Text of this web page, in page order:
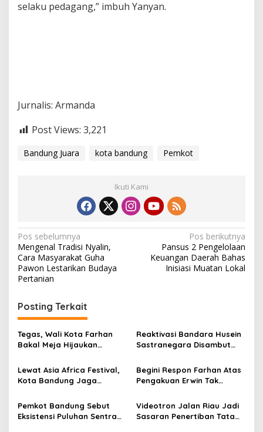
selaku pedagang,” imbuh Yanyan.
Jurnalis: Armanda
Post Views: 3,221
Bandung Juara kota bandung Pemkot
Ikuti Kami
N
a
v
g
a
s
p
o
s
Pos sebelumnya
Mengenal Tradisi Nyalin,
Cara Masyarakat Guha
Pawon Lestarikan Budaya
Pertanian
Pos berikutnya
Pansus 2 Pengelolaan
Keuangan Daerah Bahas
Inisiasi Muatan Lokal
Posting Terkait
Tegas, Wali Kota Farhan
Bakal Meja Hijaukan
Riau
Reaktivasi Bandara Husein
Sastranegara Disambut
Air Jet
Lewat Asia Africa Festival,
Kota Bandung Jaga
Global
Begini Respon Farhan Atas
Pengakuan Erwin Tak
Pemerintahan
Pemkot Bandung Sebut
Eksistensi Puluhan Sentra
Videotron Jalan Riau Jadi
Sasaran Penertiban Tata